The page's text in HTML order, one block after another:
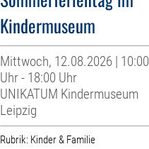
Kindermuseum
Mittwoch, 12.08.2026 | 10:00
Uhr - 18:00 Uhr
UNIKATUM Kindermuseum
Leipzig
Rubrik: Kinder & Familie